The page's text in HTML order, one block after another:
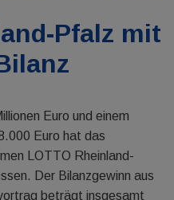
Pfalz mit
Euro und einem
Euro hat das
LOTTO Rheinland-
Der Bilanzgewinn aus
beträgt insgesamt